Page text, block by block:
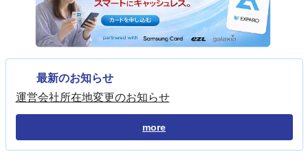
最新のお知らせ
運営会社所在地変更のお知らせ
more